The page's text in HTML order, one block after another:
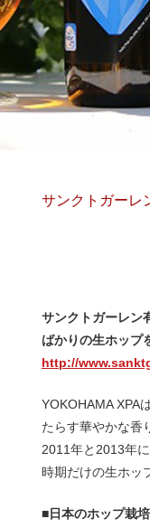
サンクトガーレ
サンクトガーレン
ばかりの生ホップ
http://
YOKOHAMA XPA
たらす華やかな香
2011年と2013年
時期だけの生ホッ
■日本のホップ栽